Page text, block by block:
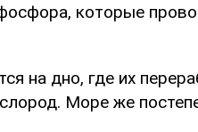
которые
на дно, где их
Море же